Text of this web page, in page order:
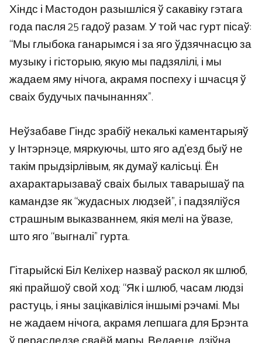
Хіндс і Мастодон разышліся ў сакавіку гэтага
года пасля 25 гадоў разам. У той час гурт пісаў:
“Мы глыбока ганарымся і за яго ўдзячнасцю за
музыку і гісторыю, якую мы падзялілі, і мы
жадаем яму нічога, акрамя поспеху і шчасця ў
сваіх будучых пачынаннях”.
Неўзабаве Гіндс зрабіў некалькі каментарыяў
у Інтэрнэце, мяркуючы, што яго ад’езд быў не
такім прыдзірлівым, як думаў калісьці. Ён
ахарактарызаваў сваіх былых таварышаў па
камандзе як “жудасных людзей”, і падзяліўся
страшным выказваннем, якія мелі на ўвазе,
што яго “выгналі” гурта.
Гітарыйскі Біл Келіхер назваў раскол як шлюб,
які прайшоў свой ход: “Як і шлюб, часам людзі
растуць, і яны зацікавіліся іншымі рэчамі. Мы
не жадаем нічога, акрамя лепшага для Брэнта